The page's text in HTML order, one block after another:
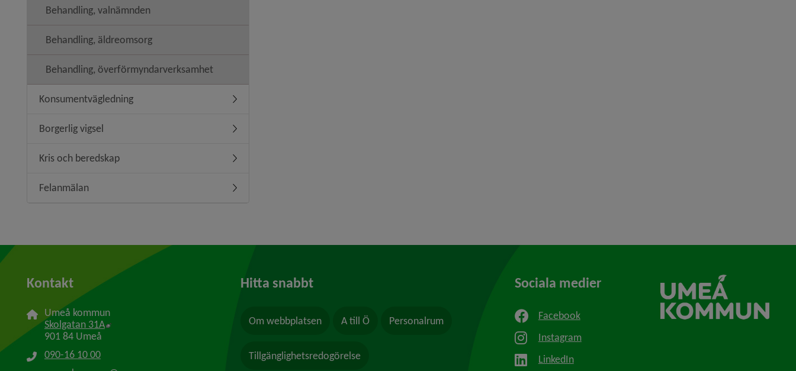
Behandling, valnämnden
Behandling, äldreomsorg
Behandling, överförmyndarverksamhet
Konsumentvägledning Undermeny för Konsumentvägledning
Borgerlig vigsel Undermeny för Borgerlig vigsel
Kris och beredskap Undermeny för Kris och beredskap
Felanmälan Undermeny för Felanmälan
Kontakt
Umeå kommun
Skolgatan 31A Länk till annan webbplats, öppnas i nytt fönster.
901 84 Umeå
090-16 10 00
Hitta snabbt
Om webbplatsen A till Ö Personalrum
Tillgänglighetsredogörelse
Sociala medier
Facebook
Instagram
LinkedIn